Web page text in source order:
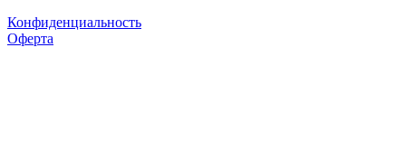
Конфиденциальность
Оферта